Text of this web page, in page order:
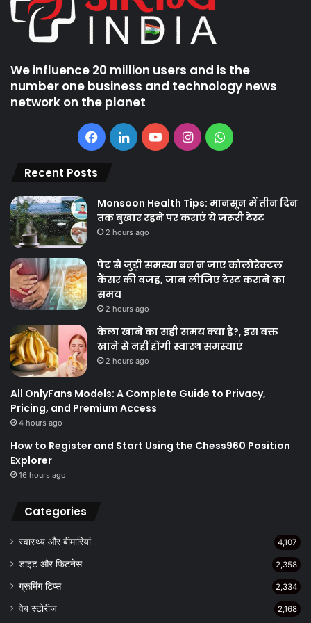
We influence 20 million users and is the
number one business and technology news
network on the planet
Facebook
LinkedInYouTubeInstagramWhatsApp
Recent Posts
Monsoon Health Tips: मानसून में तीन दिन
तक बुखार रहने पर कराएं ये जरूरी टेस्ट
2 hours ago
पेट से जुड़ी समस्या बन न जाए कोलोरेक्टल
कैंसर की वजह, जान लीजिए टेस्ट कराने का
समय
2 hours ago
केला खाने का सही समय क्‍या है?, इस वक्त
खाने से नहीं होंगी स्वास्थ समस्याएं
2 hours ago
All OnlyFans Models: A Complete Guide to Privacy,
Pricing, and Premium Access
4 hours ago
How to Register and Start Using the Chess960 Position
Explorer
16 hours ago
Categories
स्वास्थ्य और बीमारियां 4,107
डाइट और फिटनेस 2,358
ग्रूमिंग टिप्स 2,334
वेब स्टोरीज 2,168